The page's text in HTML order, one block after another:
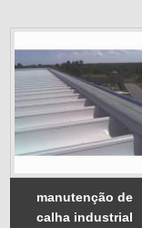
manutenção de
calha industrial